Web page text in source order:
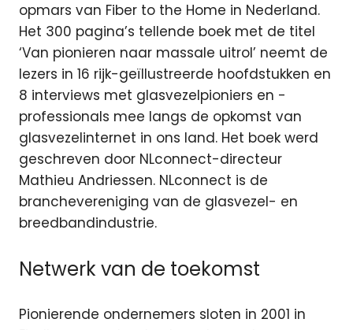
opmars van Fiber to the Home in Nederland.
Het 300 pagina’s tellende boek met de titel
‘Van pionieren naar massale uitrol’ neemt de
lezers in 16 rijk-geïllustreerde hoofdstukken en
8 interviews met glasvezelpioniers en -
professionals mee langs de opkomst van
glasvezelinternet in ons land. Het boek werd
geschreven door NLconnect-directeur
Mathieu Andriessen. NLconnect is de
branchevereniging van de glasvezel- en
breedbandindustrie.
Netwerk van de toekomst
Pionierende ondernemers sloten in 2001 in